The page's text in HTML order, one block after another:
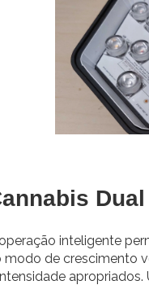
inteligente
modo de crescimento